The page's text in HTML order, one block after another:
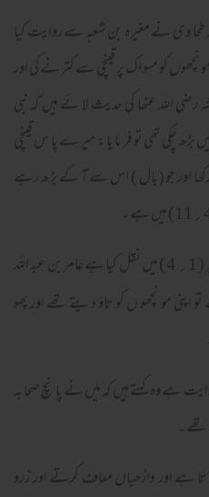
وی نے مغیرہ بن شعبہ سے روایت کیا
کو مسو اک پر قینچی سے کتر نے کی اور
رضی اللہ عنھا کی حدیث لا ئے ہیں کہ نبی
چکی تھی تو فر ما یا : میر ے پا س قینچی
رکھا اور جو (بال ) اس سے آ گے بڑھ رہے
تیسر ی : وہ حدیث جسے طبر انی نے الکبیر ( 1؍ 4 ) میں نقل کیا ہے عامر بن عبد اللہ
مو نچھو ں کو تاؤ دیتے تھے اور پھو
ہے وہ کہتے ہیں کہ میں نے پا نچ صحا بہ
۔
ہے اور داڑھیاں معاف کرتے اور زرو